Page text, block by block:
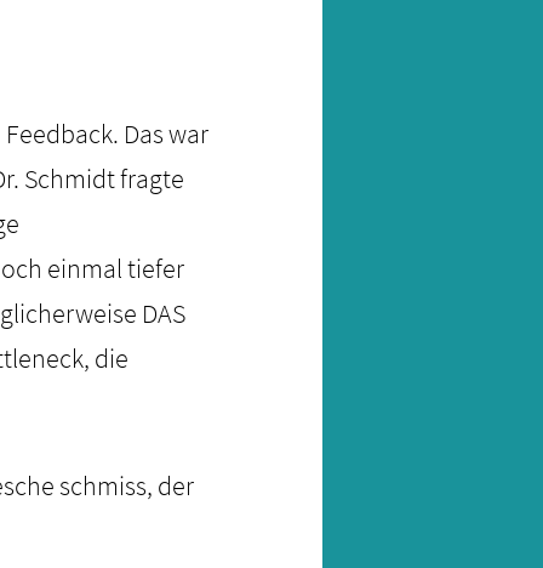
Das war
Schmidt fragte
einmal tiefer
DAS
die
schmiss, der